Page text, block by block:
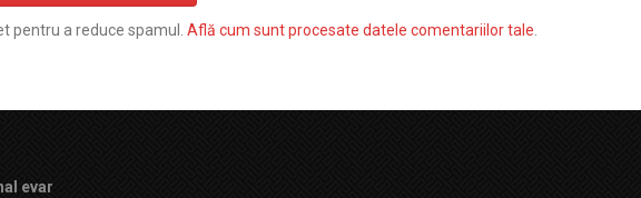
pentru a reduce spamul. Află cum sunt procesate datele comentariilor tale.
evar